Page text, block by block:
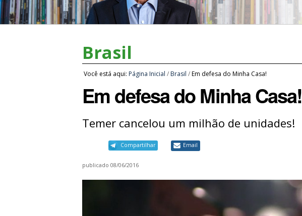
Brasil
Você está aqui: Página Inicial / Brasil /Em defesa do Minha Casa!
Em defesa do Minha Casa!
​Temer cancelou um milhão de unidades!​
Compartilhar Email
publicado 08/06/2016